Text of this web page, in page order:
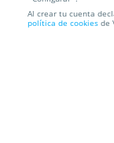
Servicio de
Al crear tu cuenta
política de cookies de